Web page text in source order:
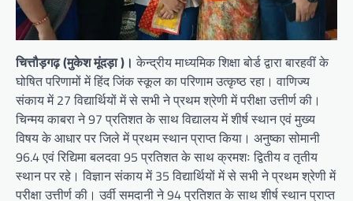
चित्तौड़गढ़ (मुकेश मूंदड़ा )। केन्द्रीय माध्यमिक शिक्षा बोर्ड द्वारा बारहवीं के
घोषित परिणामों में हिंद जिंक स्कूल का परिणाम उत्कृष्ठ रहा। वाणिज्य
संकाय में 27 विद्यार्थियों में से सभी ने प्रथम श्रेणी में परीक्षा उत्तीर्ण की।
चिन्मय काबरा ने 97 प्रतिशत के साथ विद्यालय में शीर्ष स्थान एवं मुख्य
विषय के आधार पर जिले में प्रथम स्थान प्राप्त किया। अनुष्का सोमानी
96.4 एवं रिद्यिमा बलदवा 95 प्रतिशत के साथ क्रमशः द्वितीय व तृतीय
स्थान पर रहे। विज्ञान संकाय में 35 विद्यार्थियों में से सभी ने प्रथम श्रेणी में
परीक्षा उत्तीर्ण की। उर्वी समदानी ने 94 प्रतिशत के साथ शीर्ष स्थान प्राप्त